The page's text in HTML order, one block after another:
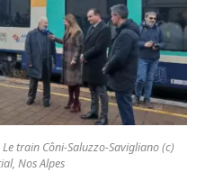
train Côni-Saluzzo-Savigliano (c)
Nos Alpes